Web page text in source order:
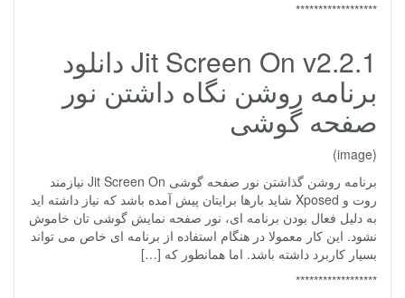
******************
Jit Screen On v2.2.1 دانلود
برنامه روشن نگاه داشتن نور
صفحه گوشی
(image)
برنامه روشن گذاشتن نور صفحه گوشی Jit Screen On نیازمند
روت و Xposed شاید بارها برایتان پیش آمده باشد که نیاز داشته اید
به دلیل فعال بودن برنامه ای، نور صفحه نمایش گوشی تان خاموش
نشود. این کار معمولا در هنگام استفاده از برنامه ای خاص می تواند
بسیار کاربرد داشته باشد. اما همانطور که […]
******************